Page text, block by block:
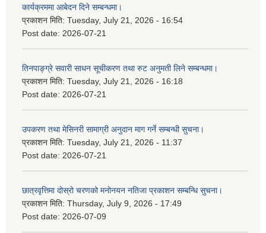
कार्यक्रममा आबेदन दिने सम्बन्धमा।
प्रकाशन मिति: Tuesday, July 21, 2026 - 16:54
Post date: 2026-07-21
तिनपाङ्ग्रे सवारी साधन सूचीकरण तथा रुट अनुमती लिने सम्बन्धमा।
प्रकाशन मिति: Tuesday, July 21, 2026 - 16:18
Post date: 2026-07-21
उपकरण तथा मेसिनरी सामाग्री अनुदान माग गर्ने सम्बन्धी सुचना।
प्रकाशन मिति: Tuesday, July 21, 2026 - 11:37
Post date: 2026-07-21
छात्रवृत्तिमा दोस्रो चरणको मनोनयन नतिजा प्रकाशन सम्बन्धि सुचना।
प्रकाशन मिति: Thursday, July 9, 2026 - 17:49
Post date: 2026-07-09